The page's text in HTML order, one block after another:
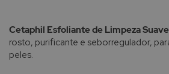
Cetaphil Esfoliante de Limpeza Suave
rosto, purificante e seborregulador,
peles.